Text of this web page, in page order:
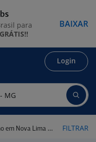
Login
Nova Lima - MG FILTRAR
para
GRÁTIS!!
BAIXAR